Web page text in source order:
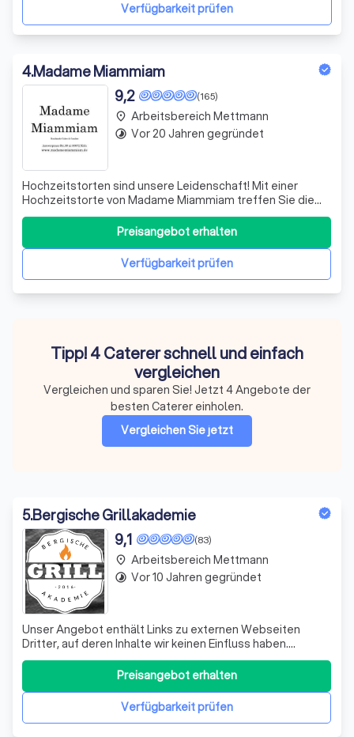
Verfügbarkeit prüfen
4.Madame Miammiam
(165)
9,2
Hochzeitstorten sind unsere Leidenschaft! Mit einer
Hochzeitstorte von Madame Miammiam treffen Sie die
perfekte Wahl. Eine wunderschöne Hochzeitstorte von
Madame Miammiam ist ein Highlight auf Ihrem Fest und
macht Ihren großen Tag einzigartig! Wir entführen Sie auf
eine süße Sinnesreise und verwöh
Verfügbarkeit prüfen
Preisangebot erhalten
place Arbeitsbereich Mettmann
timelapse Vor 20 Jahren gegründet
Tipp! 4 Caterer schnell und einfach
vergleichen
Vergleichen und sparen Sie! Jetzt 4 Angebote der
besten Caterer einholen.
Vergleichen Sie jetzt
5.Bergische Grillakademie
(83)
9,1
Unser Angebot enthält Links zu externen Webseiten
Dritter, auf deren Inhalte wir keinen Einfluss haben.
Deshalb können wir für diese fremden Inhalte auch keine
Gewähr übernehmen. Für die Inhalte der verlinkten Seiten
ist stets der jeweilige Anbieter oder Betreiber der Seiten
verantwortlich. Die Verfügbarkeit prüfen
Preisangebot erhalten
place Arbeitsbereich Mettmann
timelapse Vor 10 Jahren gegründet